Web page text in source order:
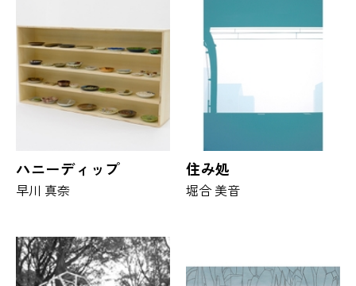
ハニーディップ
早川 真奈
住み処
堀合 美音